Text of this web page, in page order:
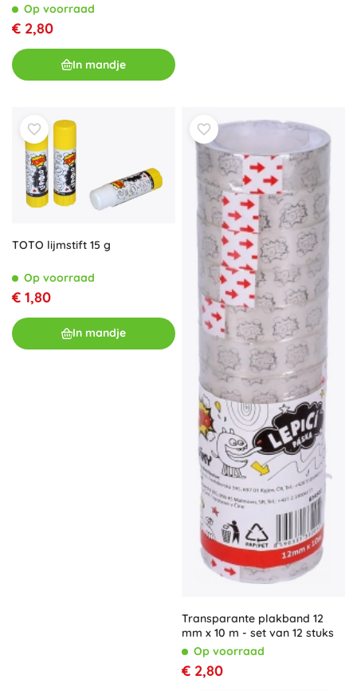
Op voorraad
€ 2,80
In mandje
TOTO lijmstift 15 g
Op voorraad
€ 1,80
In mandje
Transparante plakband 12
mm x 10 m - set van 12 stuks
Op voorraad
€ 2,80